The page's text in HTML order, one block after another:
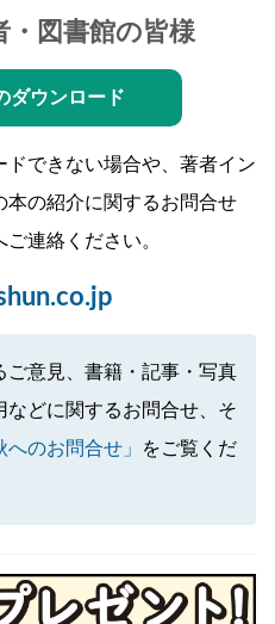
・図書館の皆様
ダウンロード
ドできない場合や、著者イン
本の紹介に関するお問合せ
連絡ください。
ご意見、書籍・記事・写真
どに関するお問合せ、そ
へのお問合せ」
をご覧くだ